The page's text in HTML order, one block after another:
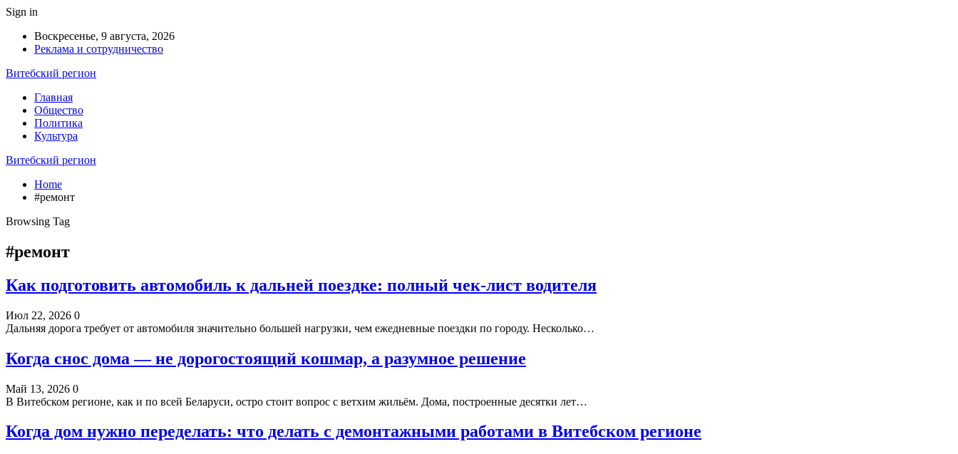
Sign in
Воскресенье, 9 августа, 2026
Реклама и сотрудничество
Витебский регион
Главная
Общество
Политика
Культура
Витебский регион
Home
#ремонт
Browsing Tag
#ремонт
Как подготовить автомобиль к дальней поездке: полный чек-лист водителя
Июл 22, 2026 0
Дальняя дорога требует от автомобиля значительно большей нагрузки, чем ежедневные поездки по городу. Несколько…
Когда снос дома — не дорогостоящий кошмар, а разумное решение
Май 13, 2026 0
В Витебском регионе, как и по всей Беларуси, остро стоит вопрос с ветхим жильём. Дома, построенные десятки лет…
Когда дом нужно переделать: что делать с демонтажными работами в Витебском регионе